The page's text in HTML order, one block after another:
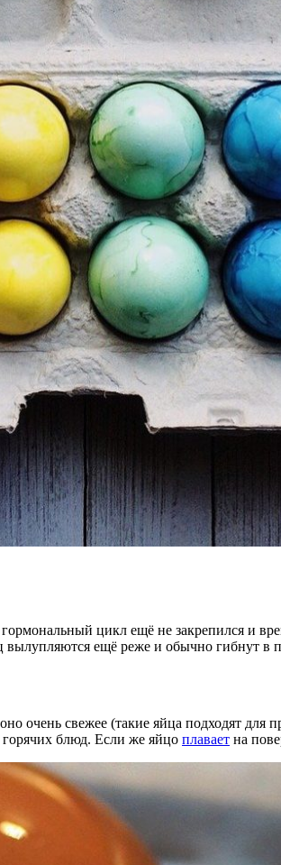
цикл ещё не закрепился и
вылупляются ещё реже и обычно гибнут в
очень свежее (такие яйца подходят
блюд. Если же яйцо плавает на